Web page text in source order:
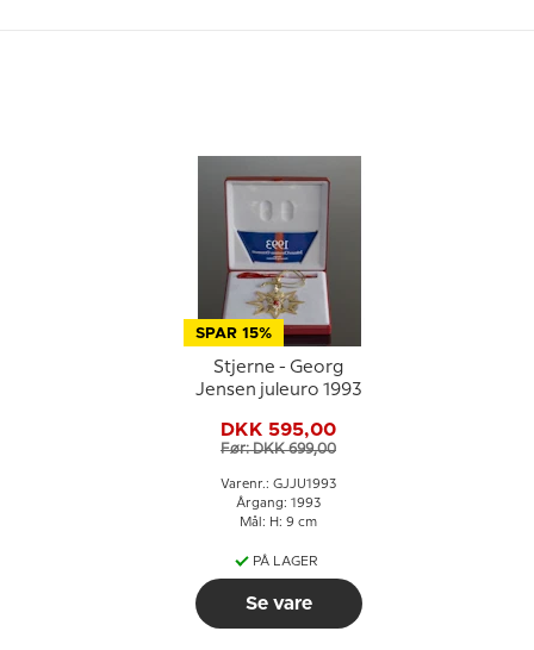
SPAR 15%
Stjerne - Georg
Jensen juleuro 1993
DKK 595,00
Før: DKK 699,00
Varenr.: GJJU1993
Årgang: 1993
Mål: H: 9 cm
PÅ LAGER
Se vare